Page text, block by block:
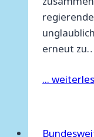
erneut
...